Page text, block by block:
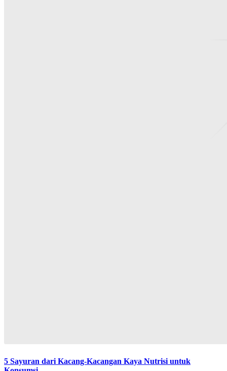
5 Sayuran dari Kacang-Kacangan Kaya Nutrisi untuk